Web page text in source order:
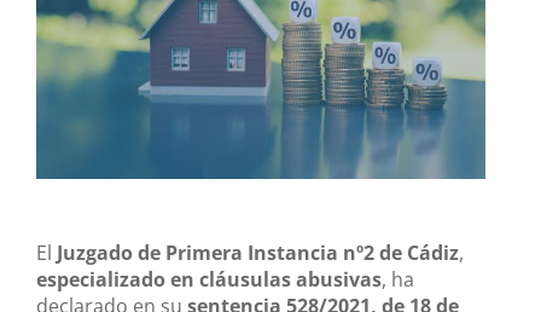
El Juzgado de Primera Instancia nº2 de Cádiz,
especializado en cláusulas abusivas, ha
declarado en su sentencia 528/2021, de 18 de